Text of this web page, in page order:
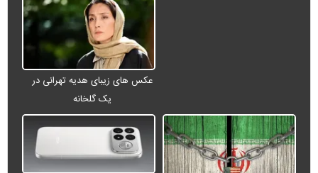
عکس های زیبای هدیه تهرانی در
یک گلخانه